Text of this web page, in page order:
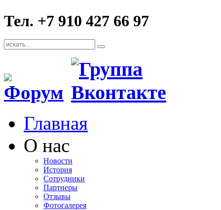
Тел. +7 910 427 66 97
Главная
О нас
Новости
История
Сотрудники
Партнеры
Отзывы
Фотогалерея